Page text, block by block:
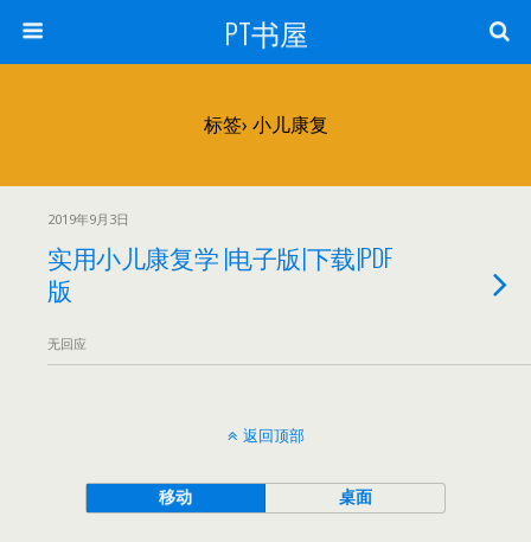
PT书屋
标签› 小儿康复
2019年9月3日
实用小儿康复学 |电子版|下载|PDF
版
无回应
返回顶部
移动 桌面